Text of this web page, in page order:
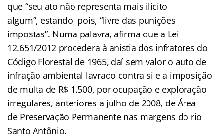
que “seu ato não representa mais ilícito
algum”, estando, pois, “livre das punições
impostas”. Numa palavra, afirma que a Lei
12.651/2012 procedera à anistia dos infratores do
Código Florestal de 1965, daí sem valor o auto de
infração ambiental lavrado contra si e a imposição
de multa de R$ 1.500, por ocupação e exploração
irregulares, anteriores a julho de 2008, de Área
de Preservação Permanente nas margens do rio
Santo Antônio.